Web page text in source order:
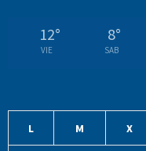
12°
VIE
8°
SAB
L M X